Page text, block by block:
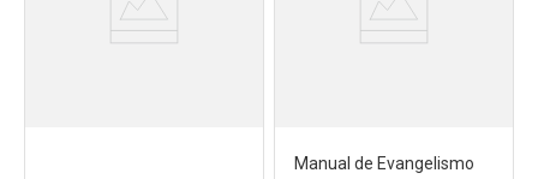
Manual de Evangelismo